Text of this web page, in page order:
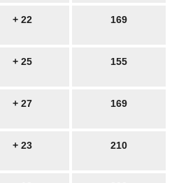
+ 22 169
+ 25 155
+ 27 169
+ 23 210